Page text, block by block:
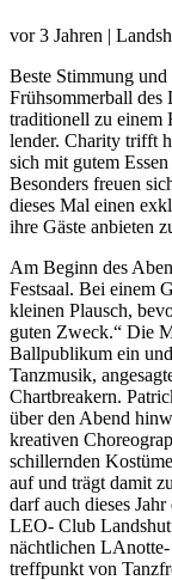
vor 3 Jahren |
Beste Stimmung und
Frühsom­merball
traditionell zu einem
lender. Charity trifft
sich mit gutem
Besonders freuen
dieses Mal einen
ihre Gäste anbieten
Am Beginn des
Festsaal. Bei einem
kleinen Plausch,
guten Zweck.“ Die
Ballpu­blikum ein
Tanzmusik,
Chartbreakern.
über den Abend
kreativen
schillernden
auf und trägt damit
darf auch dieses
LEO- Club
nächt­lichen
treffpunkt von